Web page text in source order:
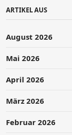
ARTIKEL AUS
August 2026
Mai 2026
April 2026
März 2026
Februar 2026